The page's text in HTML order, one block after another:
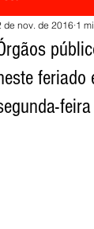
feriado
feira
de nov. de 2016 1